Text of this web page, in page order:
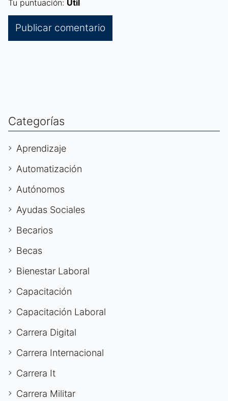
Tu puntuación: Útil
Categorías
Aprendizaje
Automatización
Autónomos
Ayudas Sociales
Becarios
Becas
Bienestar Laboral
Capacitación
Capacitación Laboral
Carrera Digital
Carrera Internacional
Carrera It
Carrera Militar